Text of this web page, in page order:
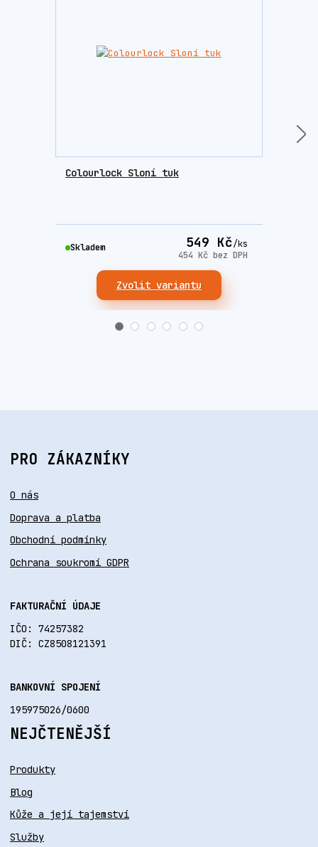
Colourlock Sloní tuk
549 Kč/ks
454 Kč bez DPH
Skladem
Zvolit variantu
PRO ZÁKAZNÍKY
O nás
Doprava a platba
Obchodní podmínky
Ochrana soukromí GDPR
FAKTURAČNÍ ÚDAJE
IČO: 74257382
DIČ: CZ8508121391
BANKOVNÍ SPOJENÍ
195975026/0600
NEJČTENĚJŠÍ
Produkty
Blog
Kůže a její tajemství
Služby